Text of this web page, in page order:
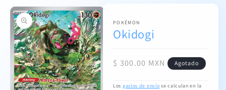
directamente
a la
información
del producto
POKÉMON
Okidogi
Precio
$ 300.00 MXN Agotado
Los gastos de envío se calculan en la